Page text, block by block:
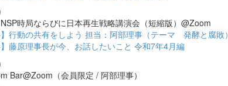
時局ならびに日本再生戦略講演会（短縮版）@Zoom
】行動の共有をしよう 担当：阿部理事（テーマ 発酵と腐敗）
】藤原理事長が今、お話したいこと 令和7年4月編
Bar@Zoom（会員限定 / 阿部理事）